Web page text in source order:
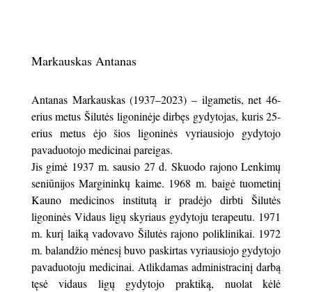
Markauskas Antanas
Antanas Markauskas (1937–2023) – ilgametis, net 46-
erius metus Šilutės ligoninėje dirbęs gydytojas, kuris 25-
erius metus ėjo šios ligoninės vyriausiojo gydytojo
pavaduotojo medicinai pareigas.
Jis gimė 1937 m. sausio 27 d. Skuodo rajono Lenkimų
seniūnijos Margininkų kaime. 1968 m. baigė tuometinį
Kauno medicinos institutą ir pradėjo dirbti Šilutės
ligoninės Vidaus ligų skyriaus gydytoju terapeutu. 1971
m. kurį laiką vadovavo Šilutės rajono poliklinikai. 1972
m. balandžio mėnesį buvo paskirtas vyriausiojo gydytojo
pavaduotoju medicinai. Atlikdamas administracinį darbą
tęsė vidaus ligų gydytojo praktiką, nuolat kėlė